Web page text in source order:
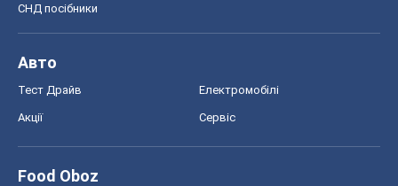
СНД посібники
Авто
Тест Драйв Електромобілі
Акції Сервіс
Food Oboz